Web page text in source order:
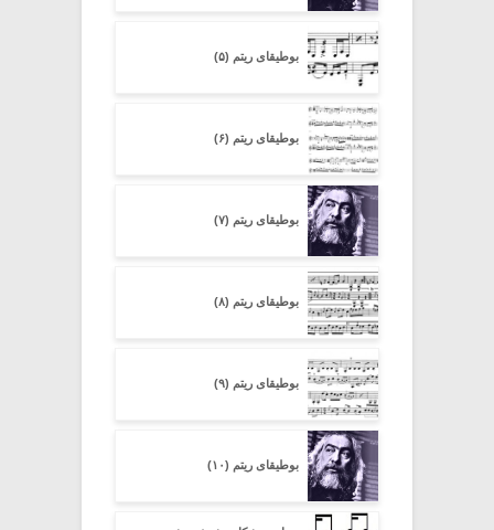
بوطیقای ریتم (۵)
بوطیقای ریتم (۶)
بوطیقای ریتم (۷)
بوطیقای ریتم (۸)
بوطیقای ریتم (۹)
بوطیقای ریتم (۱۰)